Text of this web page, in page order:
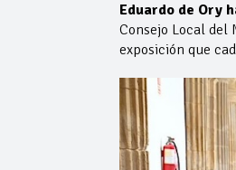
Eduardo de Ory
Consejo Local del
exposición que